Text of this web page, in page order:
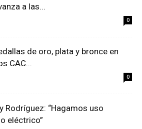
a las...
0
de oro, plata y bronce en
CAC...
0
Rodríguez: “Hagamos uso
eléctrico”